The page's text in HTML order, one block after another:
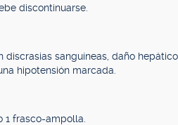
discontinuarse.
sanguíneas, daño
hipotensión marcada.
1 frasco-ampolla.